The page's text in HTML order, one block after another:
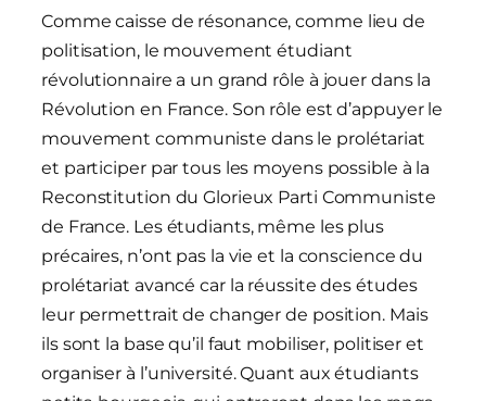
Comme caisse de résonance, comme lieu de
politisation, le mouvement étudiant
révolutionnaire a un grand rôle à jouer dans la
Révolution en France. Son rôle est d’appuyer le
mouvement communiste dans le prolétariat
et participer par tous les moyens possible à la
Reconstitution du Glorieux Parti Communiste
de France. Les étudiants, même les plus
précaires, n’ont pas la vie et la conscience du
prolétariat avancé car la réussite des études
leur permettrait de changer de position. Mais
ils sont la base qu’il faut mobiliser, politiser et
organiser à l’université. Quant aux étudiants